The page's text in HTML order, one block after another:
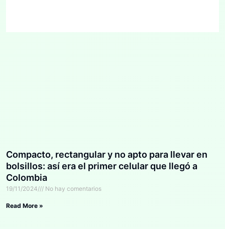
Compacto, rectangular y no apto para llevar en
bolsillos: así era el primer celular que llegó a
Colombia
19/11/2024 No hay comentarios
Read More »